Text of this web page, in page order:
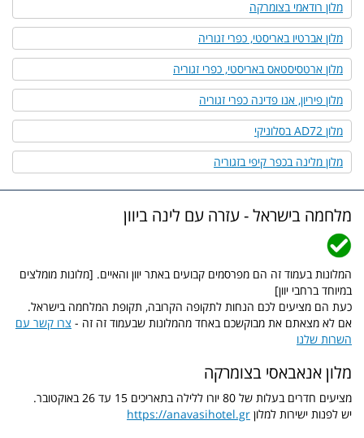
מלון רודאמי בצומרקה
מלון אברטיו באריסטי, כפרי זגוריה
מלון ארטסיסטאס באריסטי, כפרי זגוריה
מלון פיריון, אנו פדינה כפרי זגוריה
מלון AD72 בסלוניקי
מלון מלינה בכפר קיפי בזגוריה
מלחמה בישראל - עזרה עם לינה ביוון
המלונות בעמוד זה הם מפרסמים קבועים באתר יוון והאיים. [מלונות מומלצים
במיוחד ברחבי יוון]
כעת הם מציעים לכם הנחות לתקופה הקרובה, תקופת המלחמה בישראל.
אם לא מצאתם את מבוקשכם באחד מהמלונות שבעמוד זה זה - צרו קשר עם
השרות שלנו
מלון אנאבאסי בצומרקה
מציעים חדרים בעלות של 80 יורו ללילה בתאריכים 15 עד 26 באוקטובר.
יש לפנות ישירות למלון https://anavasihotel.gr